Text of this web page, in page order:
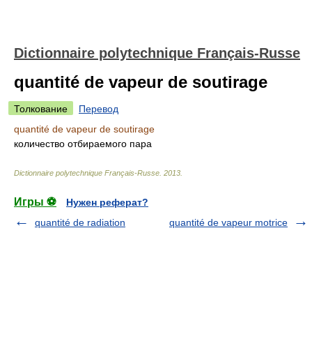
Dictionnaire polytechnique Français-Russe
quantité de vapeur de soutirage
Толкование
Перевод
quantité de vapeur de soutirage
количество отбираемого пара
Dictionnaire polytechnique Français-Russe 2013
Игры ⚽
Нужен реферат?
quantité de radiation
quantité de vapeur motrice